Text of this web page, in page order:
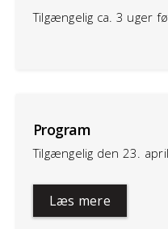
Tilgængelig ca. 3 uger
Program
Tilgængelig den 23.
Læs mere